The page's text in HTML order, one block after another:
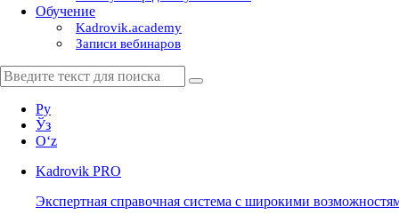
Обучение
Kadrovik.academy
Записи вебинаров
Ру
Ўз
Oʻz
Kadrovik PRO
Экспертная справочная система с широкими